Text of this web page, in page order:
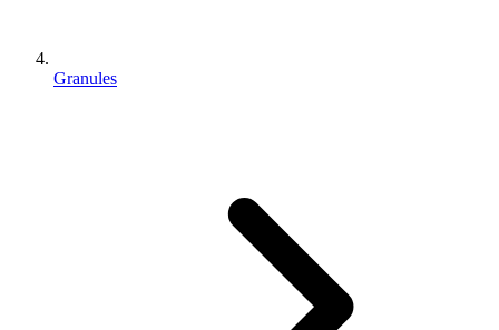
Granules